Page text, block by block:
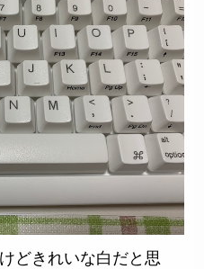
どきれいな白だと思